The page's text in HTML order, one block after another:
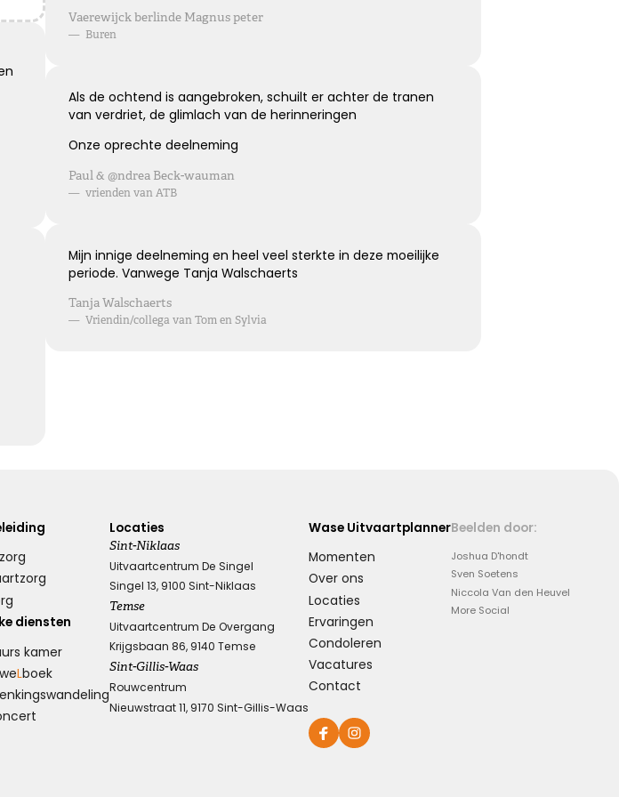
Vaerewijck berlinde Magnus peter
— Buren
Als de ochtend is aangebroken, schuilt er achter de tranen
van verdriet, de glimlach van de herinneringen
Onze oprechte deelneming
Paul & @ndrea Beck-wauman
— vrienden van ATB
Mijn innige deelneming en heel veel sterkte in deze moeilijke
periode. Vanwege Tanja Walschaerts
Tanja Walschaerts
— Vriendin/collega van Tom en Sylvia
de liefde in je hart, ze zullen
stem blijft zwijgen. Maar in ons
voor altijd blijven.
Moeilijk te uiten
kunnen zeggen …
vergeet ...
Kies dit gedicht
kracht
kracht om je verdriet te dragen,
diensten
kamer
Lboek
Locaties
Sint-Niklaas
Uitvaartcentrum De Singel
Singel 13, 9100 Sint-Niklaas
Temse
Uitvaartcentrum De Overgang
Krijgsbaan 86, 9140 Temse
Sint-Gillis-Waas
Rouwcentrum
Nieuwstraat 11, 9170 Sint-Gillis-Waas
Wase Uitvaartplanner
Momenten
Over ons
Locaties
Ervaringen
Condoleren
Vacatures
Contact
Beelden door:
Joshua D'hondt
Sven Soetens
Niccola Van den Heuvel
More Social